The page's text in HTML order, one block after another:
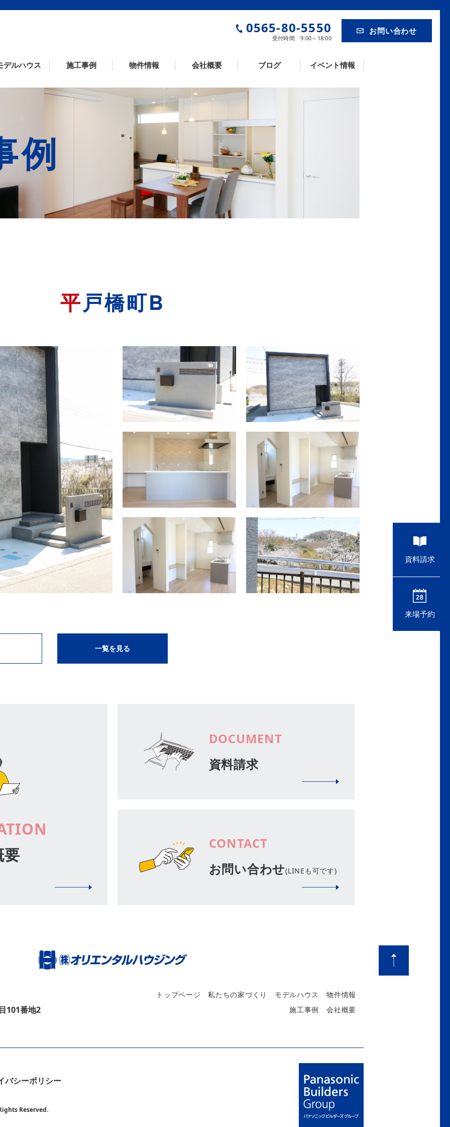
資料請求
来場予約
0565-80-5550
受付時間 9:00～18:00
お問い合わせ
デルハウス 施工事例 物件情報 会社概要 ブログ イベント情報
例
平戸橋町B
一覧を見る
要
DOCUMENT
資料請求
CONTACT
お問い合わせ(LINEも可です)
101番地2
トップページ 私たちの家づくり モデルハウス
物件情報
施工事例
会社概要
バシーポリシー
Reserved.